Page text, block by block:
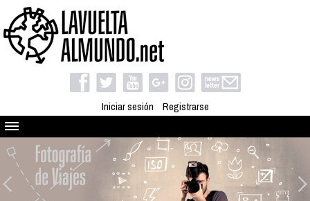
Iniciar sesión Registrarse
Quienes somos
El proyecto
Blog